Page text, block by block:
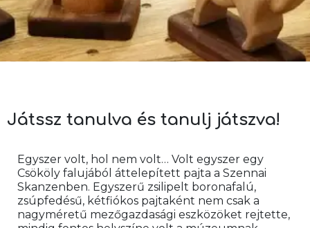
Játssz tanulva és tanulj játszva!
Egyszer volt, hol nem volt… Volt egyszer egy
Csököly falujából áttelepített pajta a Szennai
Skanzenben. Egyszerű zsilipelt boronafalú,
zsúpfedésű, kétfiókos pajtaként nem csak a
nagyméretű mezőgazdasági eszközöket rejtette,